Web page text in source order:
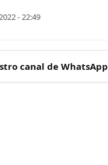
- 22:49
canal de WhatsApp